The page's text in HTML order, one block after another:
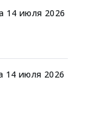
14 июля 2026
14 июля 2026